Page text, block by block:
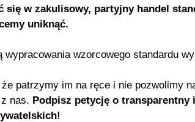
się w zakulisowy, partyjny handel
uniknąć.
wypracowania wzorcowego standardu
patrzymy im na ręce i nie pozwolimy
nas. Podpisz petycję o